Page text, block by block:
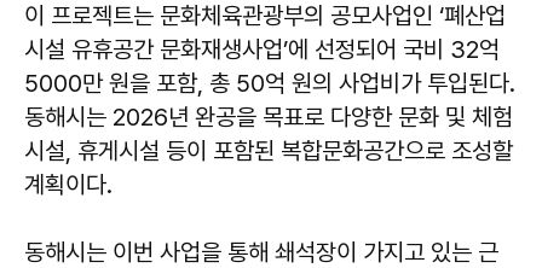
이 프로젝트는 문화체육관광부의 공모사업인 ‘폐산업
시설 유휴공간 문화재생사업’에 선정되어 국비 32억
5000만 원을 포함, 총 50억 원의 사업비가 투입된다.
동해시는 2026년 완공을 목표로 다양한 문화 및 체험
시설, 휴게시설 등이 포함된 복합문화공간으로 조성할
계획이다.
동해시는 이번 사업을 통해 쇄석장이 가지고 있는 근